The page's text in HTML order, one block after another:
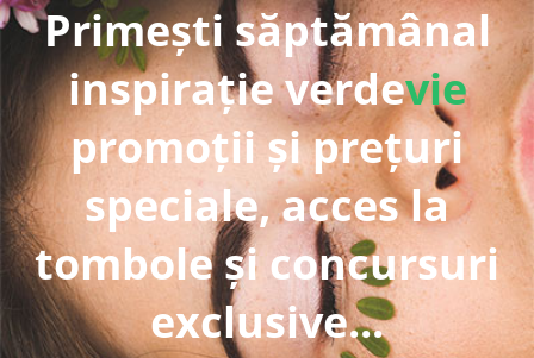
Primești săptămânal
inspirație verdevie
promoții și prețuri
speciale, acces la
tombole și concursuri
exclusive...